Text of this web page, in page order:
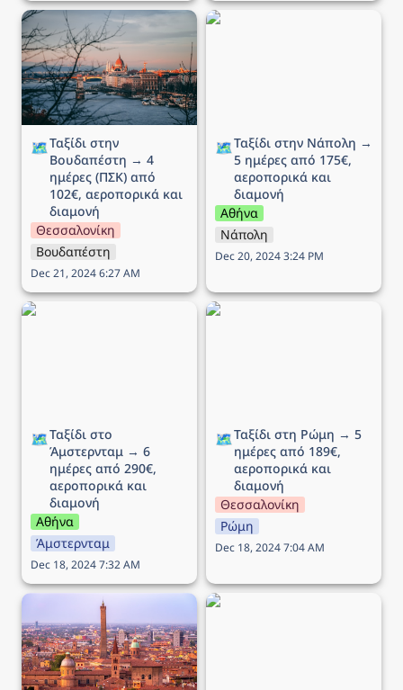
Ταξίδι στην Βουδαπέστη
→ 4 ημέρες (ΠΣΚ) από
102€, αεροπορικά και
διαμονή
🗺️Ταξίδι στην
Βουδαπέστη → 4
ημέρες (ΠΣΚ) από
102€, αεροπορικά και
διαμονή
Θεσσαλονίκη
Βουδαπέστη
Dec 21, 2024 6:27 AM
Ταξίδι στην Νάπολη → 5
🗺️Ταξίδι στην Νάπολη →
5 ημέρες από 175€,
αεροπορικά και
διαμονή
Αθήνα
Νάπολη
Dec 20, 2024 3:24 PM
Ταξίδι στο Άμστερνταμ →
🗺️Ταξίδι στο
Άμστερνταμ → 6
ημέρες από 290€,
αεροπορικά και
διαμονή
Αθήνα
Άμστερνταμ
Dec 18, 2024 7:32 AM
Ταξίδι στη Ρώμη → 5
🗺️Ταξίδι στη Ρώμη → 5
ημέρες από 189€,
αεροπορικά και
διαμονή
Θεσσαλονίκη
Ρώμη
Dec 18, 2024 7:04 AM
Ταξίδι στην Μπολόνια →
5 ημέρες από 212€,
αεροπορικά και διαμονή
Ταξίδι στο Λονδίνο → 5